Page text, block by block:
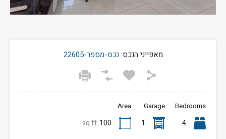
מאפייני הנכס:נכס-מספר-22605
Bedrooms
4
Garage
1
Area
100
sq ft